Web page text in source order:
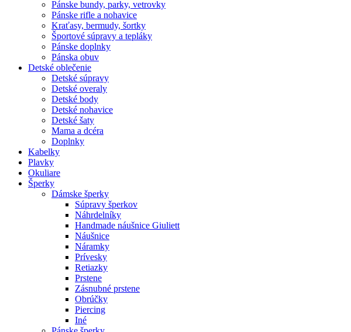
Pánske bundy, parky, vetrovky
Pánske rifle a nohavice
Kraťasy, bermudy, šortky
Športové súpravy a tepláky
Pánske doplnky
Pánska obuv
Detské oblečenie
Detské súpravy
Detské overaly
Detské body
Detské nohavice
Detské šaty
Mama a dcéra
Doplnky
Kabelky
Plavky
Okuliare
Šperky
Dámske šperky
Súpravy šperkov
Náhrdelníky
Handmade náušnice Giuliett
Náušnice
Náramky
Prívesky
Retiazky
Prstene
Zásnubné prstene
Obrúčky
Piercing
Iné